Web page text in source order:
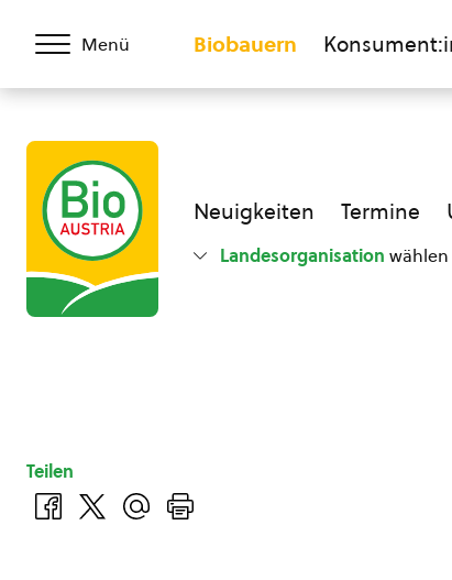
Menü Biobauern
Neuigkeiten Termine
Landesorganisation wählen
Teilen